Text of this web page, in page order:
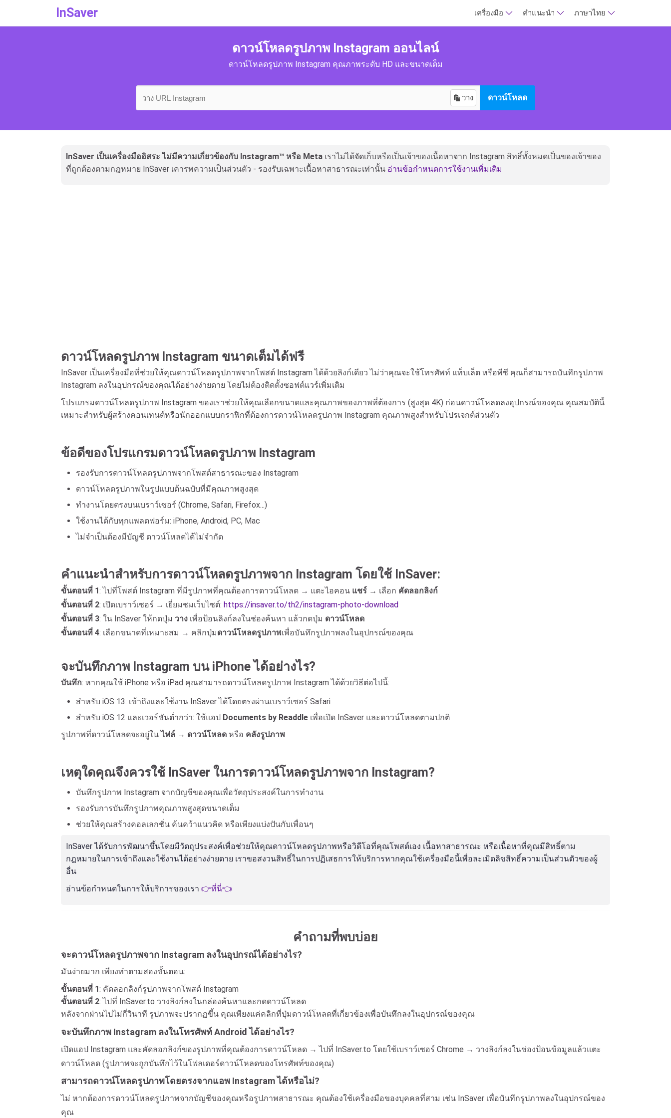
InSaver เครื่องมือ คำแนะนำ ภาษาไทย
ดาวน์โหลดรูปภาพ Instagram ออนไลน์
ดาวน์โหลดรูปภาพ Instagram คุณภาพระดับ HD และขนาดเต็ม
วาง ดาวน์โหลด
InSaver เป็นเครื่องมืออิสระ ไม่มีความเกี่ยวข้องกับ Instagram™ หรือ Meta เราไม่ได้จัดเก็บหรือเป็นเจ้าของเนื้อหาจาก Instagram สิทธิ์ทั้งหมดเป็นของเจ้าของ
ที่ถูกต้องตามกฎหมาย InSaver เคารพความเป็นส่วนตัว - รองรับเฉพาะเนื้อหาสาธารณะเท่านั้น อ่านข้อกำหนดการใช้งานเพิ่มเติม
ดาวน์โหลดรูปภาพ Instagram ขนาดเต็มได้ฟรี
InSaver เป็นเครื่องมือที่ช่วยให้คุณดาวน์โหลดรูปภาพจากโพสต์ Instagram ได้ด้วยลิงก์เดียว ไม่ว่าคุณจะใช้โทรศัพท์ แท็บเล็ต หรือพีซี คุณก็สามารถบันทึกรูปภาพ
Instagram ลงในอุปกรณ์ของคุณได้อย่างง่ายดาย โดยไม่ต้องติดตั้งซอฟต์แวร์เพิ่มเติม
โปรแกรมดาวน์โหลดรูปภาพ Instagram ของเราช่วยให้คุณเลือกขนาดและคุณภาพของภาพที่ต้องการ (สูงสุด 4K) ก่อนดาวน์โหลดลงอุปกรณ์ของคุณ คุณสมบัตินี้
เหมาะสำหรับผู้สร้างคอนเทนต์หรือนักออกแบบกราฟิกที่ต้องการดาวน์โหลดรูปภาพ Instagram คุณภาพสูงสำหรับโปรเจกต์ส่วนตัว
ข้อดีของโปรแกรมดาวน์โหลดรูปภาพ Instagram
รองรับการดาวน์โหลดรูปภาพจากโพสต์สาธารณะของ Instagram
ดาวน์โหลดรูปภาพในรูปแบบต้นฉบับที่มีคุณภาพสูงสุด
ทำงานโดยตรงบนเบราว์เซอร์ (Chrome, Safari, Firefox...)
ใช้งานได้กับทุกแพลตฟอร์ม: iPhone, Android, PC, Mac
ไม่จำเป็นต้องมีบัญชี ดาวน์โหลดได้ไม่จำกัด
คำแนะนำสำหรับการดาวน์โหลดรูปภาพจาก Instagram โดยใช้ InSaver:
ขั้นตอนที่ 1: ไปที่โพสต์ Instagram ที่มีรูปภาพที่คุณต้องการดาวน์โหลด → แตะไอคอน แชร์ → เลือก คัดลอกลิงก์
ขั้นตอนที่ 2: เปิดเบราว์เซอร์ → เยี่ยมชมเว็บไซต์: https://insaver.to/th2/instagram-photo-download
ขั้นตอนที่ 3: ใน InSaver ให้กดปุ่ม วาง เพื่อป้อนลิงก์ลงในช่องค้นหา แล้วกดปุ่ม ดาวน์โหลด
ขั้นตอนที่ 4: เลือกขนาดที่เหมาะสม → คลิกปุ่มดาวน์โหลดรูปภาพเพื่อบันทึกรูปภาพลงในอุปกรณ์ของคุณ
จะบันทึกภาพ Instagram บน iPhone ได้อย่างไร?
บันทึก: หากคุณใช้ iPhone หรือ iPad คุณสามารถดาวน์โหลดรูปภาพ Instagram ได้ด้วยวิธีต่อไปนี้:
สำหรับ iOS 13: เข้าถึงและใช้งาน InSaver ได้โดยตรงผ่านเบราว์เซอร์ Safari
สำหรับ iOS 12 และเวอร์ชันต่ำกว่า: ใช้แอป Documents by Readdle เพื่อเปิด InSaver และดาวน์โหลดตามปกติ
รูปภาพที่ดาวน์โหลดจะอยู่ในไฟล์ → ดาวน์โหลด หรือ คลังรูปภาพ
เหตุใดคุณจึงควรใช้ InSaver ในการดาวน์โหลดรูปภาพจาก Instagram?
บันทึกรูปภาพ Instagram จากบัญชีของคุณเพื่อวัตถุประสงค์ในการทำงาน
รองรับการบันทึกรูปภาพคุณภาพสูงสุดขนาดเต็ม
ช่วยให้คุณสร้างคอลเลกชั่น ค้นคว้าแนวคิด หรือเพียงแบ่งปันกับเพื่อนๆ
InSaver ได้รับการพัฒนาขึ้นโดยมีวัตถุประสงค์เพื่อช่วยให้คุณดาวน์โหลดรูปภาพหรือวิดีโอที่คุณโพสต์เอง เนื้อหาสาธารณะ หรือเนื้อหาที่คุณมีสิทธิ์ตาม
กฎหมายในการเข้าถึงและใช้งานได้อย่างง่ายดาย เราขอสงวนสิทธิ์ในการปฏิเสธการให้บริการหากคุณใช้เครื่องมือนี้เพื่อละเมิดลิขสิทธิ์ความเป็นส่วนตัวของผู้
อื่น
อ่านข้อกำหนดในการให้บริการของเรา 👉ที่นี่👈
คำถามที่พบบ่อย
จะดาวน์โหลดรูปภาพจาก Instagram ลงในอุปกรณ์ได้อย่างไร?
มันง่ายมาก เพียงทำตามสองขั้นตอน:
ขั้นตอนที่ 1: คัดลอกลิงก์รูปภาพจากโพสต์ Instagram
ขั้นตอนที่ 2: ไปที่ InSaver.to วางลิงก์ลงในกล่องค้นหาและกดดาวน์โหลด
หลังจากผ่านไปไม่กี่วินาที รูปภาพจะปรากฏขึ้น คุณเพียงแค่คลิกที่ปุ่มดาวน์โหลดที่เกี่ยวข้องเพื่อบันทึกลงในอุปกรณ์ของคุณ
จะบันทึกภาพ Instagram ลงในโทรศัพท์ Android ได้อย่างไร?
เปิดแอป Instagram และคัดลอกลิงก์ของรูปภาพที่คุณต้องการดาวน์โหลด → ไปที่ InSaver.to โดยใช้เบราว์เซอร์ Chrome → วางลิงก์ลงในช่องป้อนข้อมูลแล้วแตะ
ดาวน์โหลด (รูปภาพจะถูกบันทึกไว้ในโฟลเดอร์ดาวน์โหลดของโทรศัพท์ของคุณ)
สามารถดาวน์โหลดรูปภาพโดยตรงจากแอพ Instagram ได้หรือไม่?
ไม่ หากต้องการดาวน์โหลดรูปภาพจากบัญชีของคุณหรือรูปภาพสาธารณะ คุณต้องใช้เครื่องมือของบุคคลที่สาม เช่น InSaver เพื่อบันทึกรูปภาพลงในอุปกรณ์ของ
คุณ